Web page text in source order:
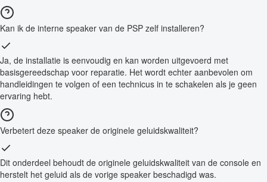
Kan ik de interne speaker van de PSP zelf installeren?
Ja, de installatie is eenvoudig en kan worden uitgevoerd met
basisgereedschap voor reparatie. Het wordt echter aanbevolen om
handleidingen te volgen of een technicus in te schakelen als je geen
ervaring hebt.
Verbetert deze speaker de originele geluidskwaliteit?
Dit onderdeel behoudt de originele geluidskwaliteit van de console en
herstelt het geluid als de vorige speaker beschadigd was.